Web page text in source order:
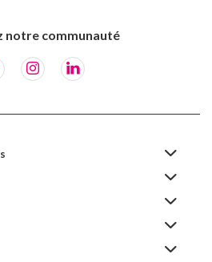
notre communauté